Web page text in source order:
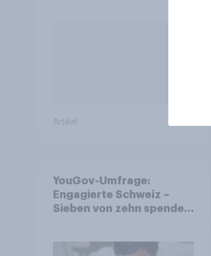
Artikel
YouGov-Umfrage:
Engagierte Schweiz –
Sieben von zehn spenden,